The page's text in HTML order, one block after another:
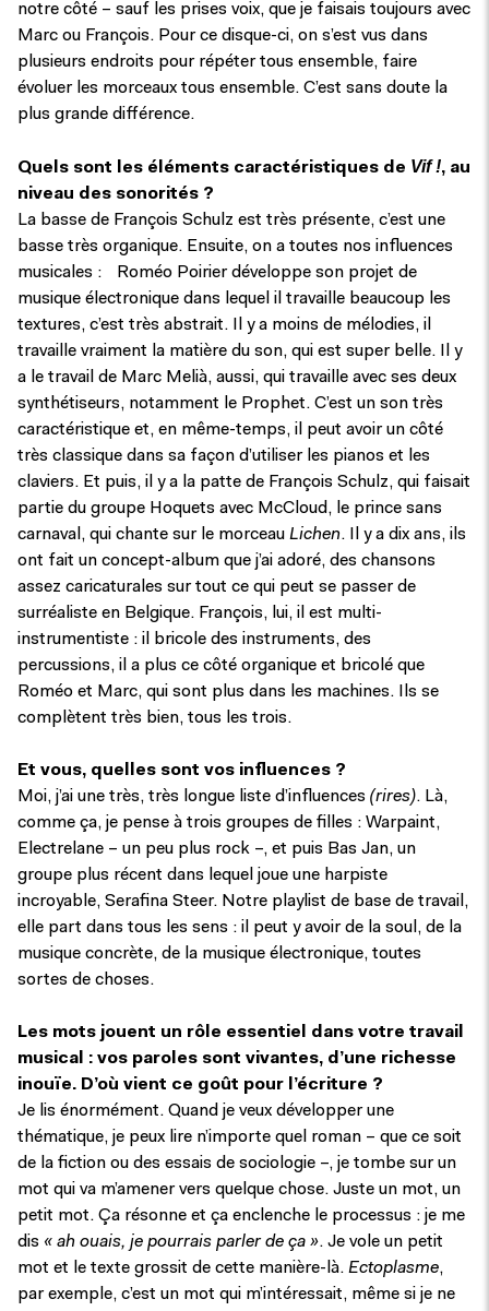
notre côté – sauf les prises voix, que je faisais toujours avec
Marc ou François. Pour ce disque-ci, on s’est vus dans
plusieurs endroits pour répéter tous ensemble, faire
évoluer les morceaux tous ensemble. C’est sans doute la
plus grande différence.
Quels sont les éléments caractéristiques de Vif !, au
niveau des sonorités ?
La basse de François Schulz est très présente, c’est une
basse très organique. Ensuite, on a toutes nos influences
musicales : Roméo Poirier développe son projet de
musique électronique dans lequel il travaille beaucoup les
textures, c’est très abstrait. Il y a moins de mélodies, il
travaille vraiment la matière du son, qui est super belle. Il y
a le travail de Marc Melià, aussi, qui travaille avec ses deux
synthétiseurs, notamment le Prophet. C’est un son très
caractéristique et, en même-temps, il peut avoir un côté
très classique dans sa façon d’utiliser les pianos et les
claviers. Et puis, il y a la patte de François Schulz, qui faisait
partie du groupe Hoquets avec McCloud, le prince sans
carnaval, qui chante sur le morceau Lichen. Il y a dix ans, ils
ont fait un concept-album que j’ai adoré, des chansons
assez caricaturales sur tout ce qui peut se passer de
surréaliste en Belgique. François, lui, il est multi-
instrumentiste : il bricole des instruments, des
percussions, il a plus ce côté organique et bricolé que
Roméo et Marc, qui sont plus dans les machines. Ils se
complètent très bien, tous les trois.
Et vous, quelles sont vos influences ?
Moi, j’ai une très, très longue liste d’influences (rires). Là,
comme ça, je pense à trois groupes de filles : Warpaint,
Electrelane – un peu plus rock –, et puis Bas Jan, un
groupe plus récent dans lequel joue une harpiste
incroyable, Serafina Steer. Notre playlist de base de travail,
elle part dans tous les sens : il peut y avoir de la soul, de la
musique concrète, de la musique électronique, toutes
sortes de choses.
Les mots jouent un rôle essentiel dans votre travail
musical : vos paroles sont vivantes, d’une richesse
inouïe. D’où vient ce goût pour l’écriture ?
Je lis énormément. Quand je veux développer une
thématique, je peux lire n’importe quel roman – que ce soit
de la fiction ou des essais de sociologie –, je tombe sur un
mot qui va m’amener vers quelque chose. Juste un mot, un
petit mot. Ça résonne et ça enclenche le processus : je me
dis « ah ouais, je pourrais parler de ça ». Je vole un petit
mot et le texte grossit de cette manière-là. Ectoplasme,
par exemple, c’est un mot qui m’intéressait, même si je ne